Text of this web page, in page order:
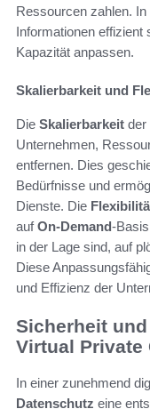
Ressourcen zahlen.
Informationen effizient
Kapazität anpassen.
Skalierbarkeit und
Die Skalierbarkeit der
Unternehmen,
entfernen. Dies
Bedürfnisse und
Dienste. Die
aufOn-Demand-
in der Lage sind, auf
Diese
und Effizienz der
Sicherheit
Virtual Private
In einer zunehmend
Datenschutz eine